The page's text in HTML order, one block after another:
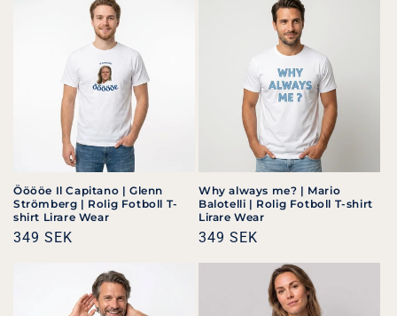
Ööööe Il Capitano | Glenn
Strömberg | Rolig Fotboll T-
shirt Lirare Wear
Ordinarie
349 SEK
Why always me? | Mario
Balotelli | Rolig Fotboll T-shirt
Lirare Wear
Ordinarie
349 SEK